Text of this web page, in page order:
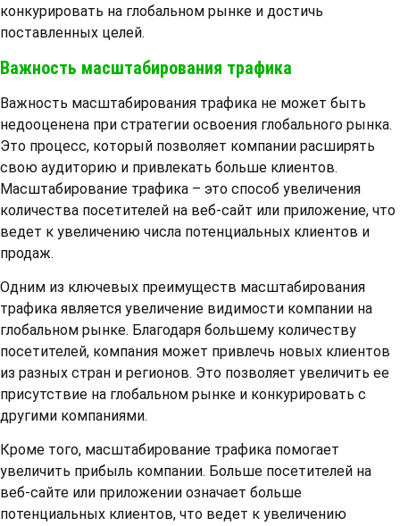
конкурировать на глобальном рынке и достичь
поставленных целей.
Важность масштабирования трафика
Важность масштабирования трафика не может быть
недооценена при стратегии освоения глобального рынка.
Это процесс, который позволяет компании расширять
свою аудиторию и привлекать больше клиентов.
Масштабирование трафика – это способ увеличения
количества посетителей на веб-сайт или приложение, что
ведет к увеличению числа потенциальных клиентов и
продаж.
Одним из ключевых преимуществ масштабирования
трафика является увеличение видимости компании на
глобальном рынке. Благодаря большему количеству
посетителей, компания может привлечь новых клиентов
из разных стран и регионов. Это позволяет увеличить ее
присутствие на глобальном рынке и конкурировать с
другими компаниями.
Кроме того, масштабирование трафика помогает
увеличить прибыль компании. Больше посетителей на
веб-сайте или приложении означает больше
потенциальных клиентов, что ведет к увеличению